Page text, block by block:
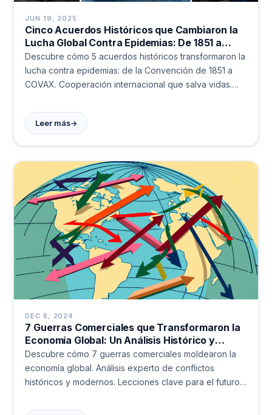
JUN 19, 2025
Cinco Acuerdos Históricos que Cambiaron la
Lucha Global Contra Epidemias: De 1851 a
COVID-19
Descubre cómo 5 acuerdos históricos transformaron la
lucha contra epidemias: de la Convención de 1851 a
COVAX. Cooperación internacional que salva vidas.
Leer más→
DEC 8, 2024
7 Guerras Comerciales que Transformaron la
Economía Global: Un Análisis Histórico y
Estratégico
Descubre cómo 7 guerras comerciales moldearon la
economía global. Análisis experto de conflictos
históricos y modernos. Lecciones clave para el futuro